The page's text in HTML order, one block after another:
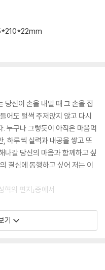
달라진다
이다
야기
어다
배운 것
당신이 손을 내밀 때 그 손을 잡
어도 털썩 주저앉지 않고 다시
누구나 그렇듯이 아직은 마음먹
하루씩 실력과 내공을 쌓고 또
나갈 당신의 마음과 함께하고 싶
결심에 동행하고 싶어 저는 이
의 편지」중에서
뜬구름 잡는 소리 같고, 멀게만
슨 의미가 있는지도 잘 모르겠
어요. 내 할 일로부터 도망쳐
기